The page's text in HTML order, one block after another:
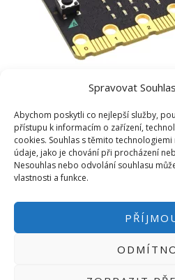
Spravovat
Abychom poskytli co nejlepší služby,
přístupu k informacím o zařízení,
cookies. Souhlas s těmito
údaje, jako je chování při procházení
Nesouhlas nebo odvolání souhlasu
vlastnosti a funkce.
PŘIHLÁSIT SE|